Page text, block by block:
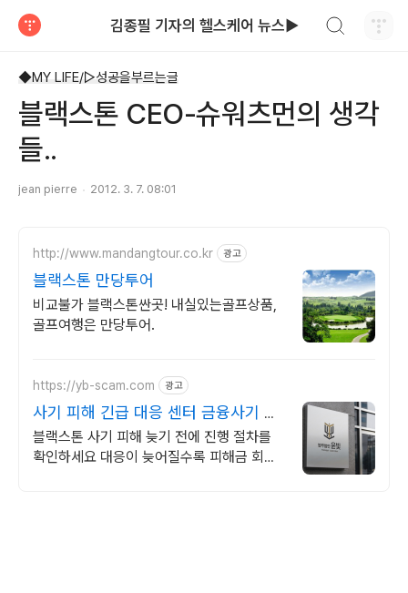
김종필 기자의 헬스케어 뉴스▶
◆MY LIFE/▷성공을부르는글
블랙스톤 CEO-슈워츠먼의 생각
들..
jean pierre 2012. 3. 7. 08:01
http://www.mandangtour.co.kr 광고
블랙스톤 만당투어
비교불가 블랙스톤싼곳! 내실있는골프상품,
골프여행은 만당투어.
https://yb-scam.com 광고
사기 피해 긴급 대응 센터 금융사기 피
해금 회수 전문
블랙스톤 사기 피해 늦기 전에 진행 절차를
확인하세요 대응이 늦어질수록 피해금 회수